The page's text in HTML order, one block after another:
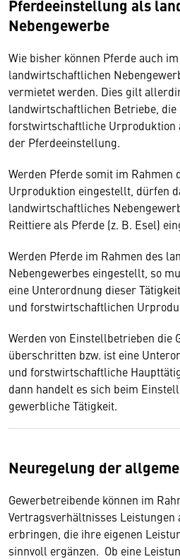
Pferdeeinstellung als
Nebengewerbe
Wie bisher können Pferde auch
landwirtschaftlichen
vermietet werden. Dies gilt
landwirtschaftlichen Betriebe,
forstwirtschaftliche Urproduktion
der Pferdeeinstellung.
Werden Pferde somit im
Urproduktion eingestellt, dürfen
landwirtschaftliches
Reittiere als Pferde (z. B. Esel)
Werden Pferde im Rahmen des
Nebengewerbes eingestellt, so
eine Unterordnung dieser
und forstwirtschaftlichen
Werden von Einstellbetrieben die
überschritten bzw. ist eine
und forstwirtschaftliche
dann handelt es sich beim
gewerbliche Tätigkeit.
Neuregelung der
Gewerbetreibende können im
Vertragsverhältnisses Leistungen
erbringen, die ihre eigenen
sinnvoll ergänzen. Ob eine